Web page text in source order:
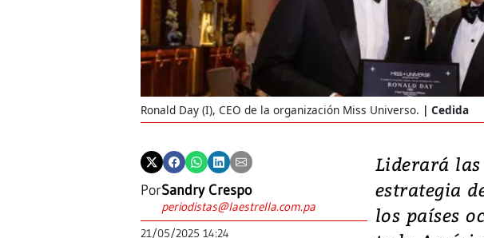
Ronald Day (I), CEO de la organización Miss Universo. Cedida
PorSandry Crespo
periodistas@laestrella.com.pa
21/05/2025 14:24
Liderará
estrategia
los países
Un
7,1
julio